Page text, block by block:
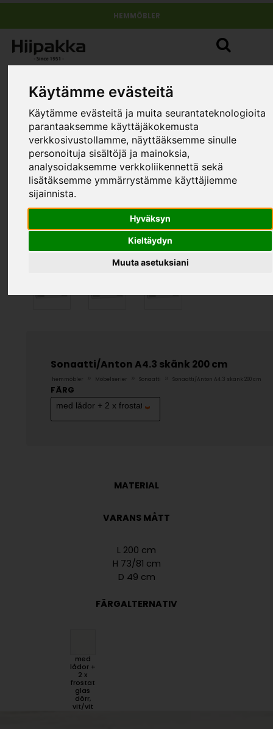
Käytämme evästeitä
Käytämme evästeitä ja muita seurantateknologioita
parantaaksemme käyttäjäkokemusta
verkkosivustollamme, näyttääksemme sinulle
personoituja sisältöjä ja mainoksia,
analysoidaksemme verkkoliikennettä sekä
lisätäksemme ymmärrystämme käyttäjiemme
sijainnista.
Hyväksyn
Kieltäydyn
Muuta asetuksiani
HEMMÖBLER
Sonaatti/Anton A4.3 skänk 200 cm
hemmöbler Möbelserier Sonaatti Sonaatti/Anton A4.3 skänk 200 cm
FÄRG
MATERIAL
VARANS MÅTT
L 200 cm
H 73/81 cm
D 49 cm
FÄRGALTERNATIV
med
lådor +
2 x
frostat
glas
dörr,
vit/vit